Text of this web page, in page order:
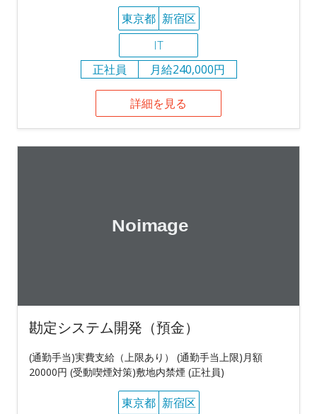
東京都 新宿区
IT
正社員
月給240,000円
詳細を見る
勘定システム開発（預金）
(通勤手当)実費支給（上限あり） (通勤手当上限)月額
20000円 (受動喫煙対策)敷地内禁煙 (正社員)
東京都 新宿区